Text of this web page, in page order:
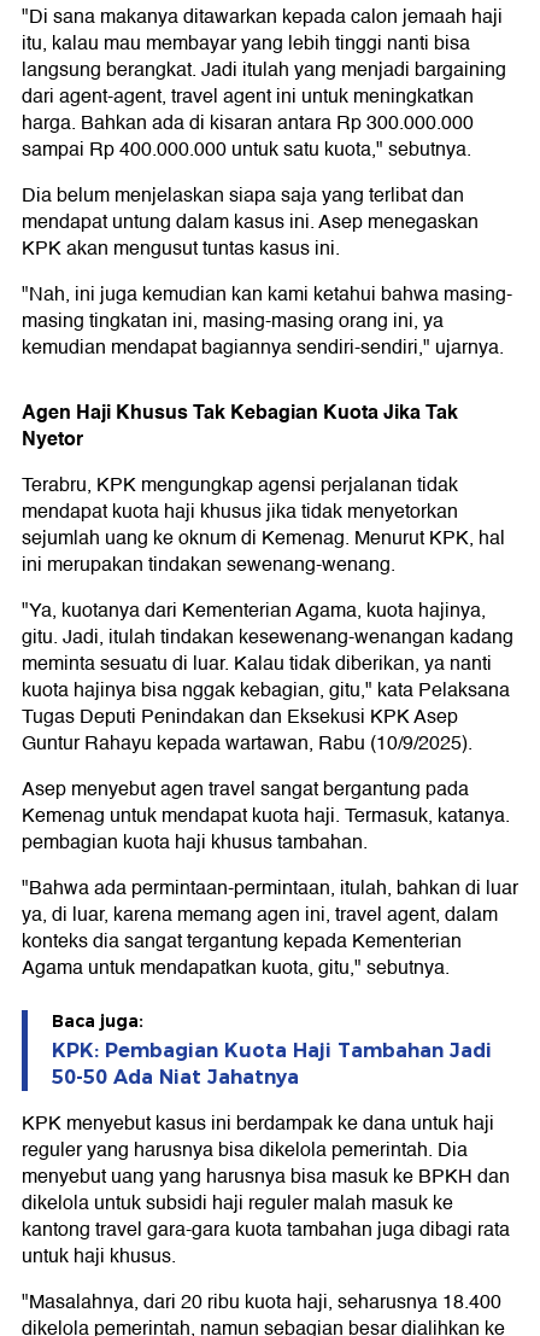
"Di sana makanya ditawarkan kepada calon jemaah haji
itu, kalau mau membayar yang lebih tinggi nanti bisa
langsung berangkat. Jadi itulah yang menjadi bargaining
dari agent-agent, travel agent ini untuk meningkatkan
harga. Bahkan ada di kisaran antara Rp 300.000.000
sampai Rp 400.000.000 untuk satu kuota," sebutnya.
Dia belum menjelaskan siapa saja yang terlibat dan
mendapat untung dalam kasus ini. Asep menegaskan
KPK akan mengusut tuntas kasus ini.
"Nah, ini juga kemudian kan kami ketahui bahwa masing-
masing tingkatan ini, masing-masing orang ini, ya
kemudian mendapat bagiannya sendiri-sendiri," ujarnya.
Agen Haji Khusus Tak Kebagian Kuota Jika Tak
Nyetor
Terabru, KPK mengungkap agensi perjalanan tidak
mendapat kuota haji khusus jika tidak menyetorkan
sejumlah uang ke oknum di Kemenag. Menurut KPK, hal
ini merupakan tindakan sewenang-wenang.
"Ya, kuotanya dari Kementerian Agama, kuota hajinya,
gitu. Jadi, itulah tindakan kesewenang-wenangan kadang
meminta sesuatu di luar. Kalau tidak diberikan, ya nanti
kuota hajinya bisa nggak kebagian, gitu," kata Pelaksana
Tugas Deputi Penindakan dan Eksekusi KPK Asep
Guntur Rahayu kepada wartawan, Rabu (10/9/2025).
Asep menyebut agen travel sangat bergantung pada
Kemenag untuk mendapat kuota haji. Termasuk, katanya.
pembagian kuota haji khusus tambahan.
"Bahwa ada permintaan-permintaan, itulah, bahkan di luar
ya, di luar, karena memang agen ini, travel agent, dalam
konteks dia sangat tergantung kepada Kementerian
Agama untuk mendapatkan kuota, gitu," sebutnya.
Baca juga:
KPK: Pembagian Kuota Haji Tambahan Jadi
50-50 Ada Niat Jahatnya
KPK menyebut kasus ini berdampak ke dana untuk haji
reguler yang harusnya bisa dikelola pemerintah. Dia
menyebut uang yang harusnya bisa masuk ke BPKH dan
dikelola untuk subsidi haji reguler malah masuk ke
kantong travel gara-gara kuota tambahan juga dibagi rata
untuk haji khusus.
"Masalahnya, dari 20 ribu kuota haji, seharusnya 18.400
dikelola pemerintah, namun sebagian besar dialihkan ke